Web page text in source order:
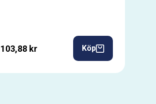
103,88 kr Köp